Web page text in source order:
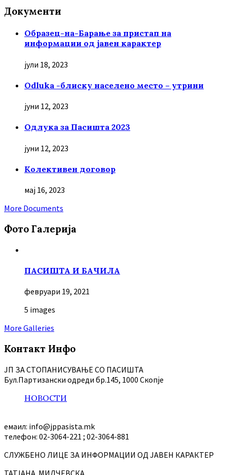
Документи
Образец-на-Барање за пристап на
информации од јавен карактер
јули 18, 2023
Odluka -блиску населено место – утрини
јуни 12, 2023
Oдлука за Пасишта 2023
јуни 12, 2023
Колективен договор
мај 16, 2023
More Documents
Фото Галерија
ПАСИШТА И БАЧИЛА
февруари 19, 2021
5 images
More Galleries
Контакт Инфо
ЈП ЗА СТОПАНИСУВАЊЕ СО ПАСИШТА
Бул.Партизански oдреди бр.145, 1000 Скопје
НОВОСТИ
емаил: info@jppasista.mk
телефон: 02-3064-221 ; 02-3064-881
СЛУЖБЕНО ЛИЦЕ ЗА ИНФОРМАЦИИ ОД ЈАВЕН КАРАКТЕР
ТАТЈАНА МИЛЧЕВСКА